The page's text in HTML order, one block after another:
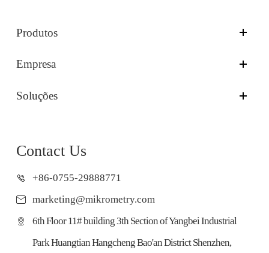
Produtos
Empresa
Soluções
Contact Us
+86-0755-29888771
marketing@mikrometry.com
6th Floor 11# building 3th Section of Yangbei Industrial
Park Huangtian Hangcheng Bao'an District Shenzhen,